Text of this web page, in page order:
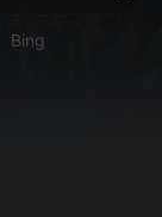
Bing